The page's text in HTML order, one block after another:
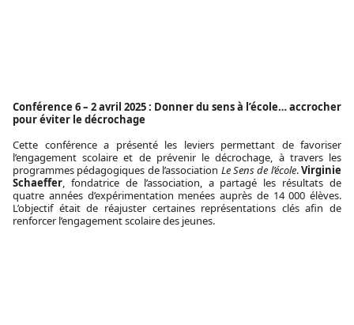
Conférence 6 – 2 avril 2025 : Donner du sens à l’école… accrocher
pour éviter le décrochage
Cette conférence a présenté les leviers permettant de favoriser
l’engagement scolaire et de prévenir le décrochage, à travers les
programmes pédagogiques de l’association Le Sens de l’école.Virginie
Schaeffer, fondatrice de l’association, a partagé les résultats de
quatre années d’expérimentation menées auprès de 14 000 élèves.
L’objectif était de réajuster certaines représentations clés afin de
renforcer l’engagement scolaire des jeunes.